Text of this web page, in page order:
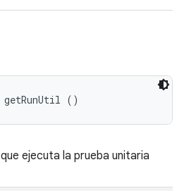
getRunUtil ()
que ejecuta la prueba unitaria